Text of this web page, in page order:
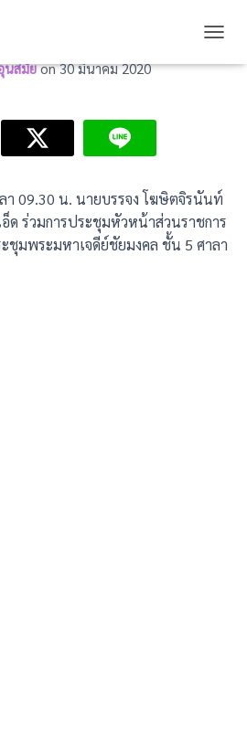
หน้าส่วนราชการ
นสมัยon30 มีนาคม 2020
า 09.30 น. นายบรรจง โฆษิตจิรนันท์
ด ร่วมการประชุมหัวหน้าส่วนราชการ
ชุมพระมหาเจดีย์ชัยมงคล ชั้น 5 ศาลา